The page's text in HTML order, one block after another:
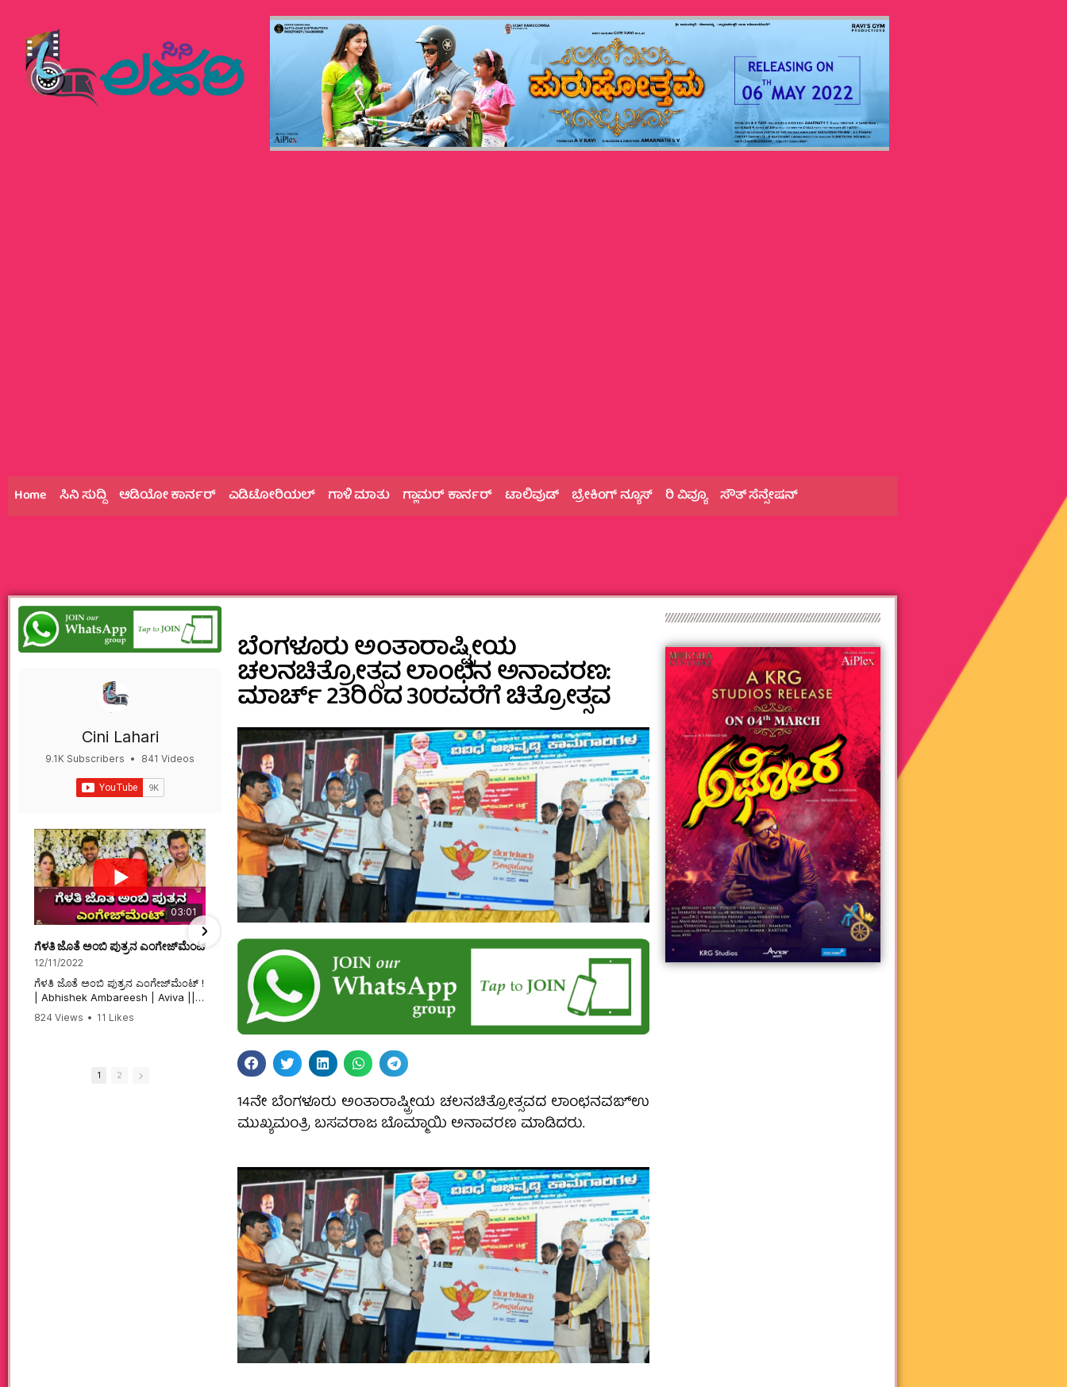
Home ಸಿನಿ ಸುದ್ದಿ ಆಡಿಯೋ ಕಾರ್ನರ್ ಎಡಿಟೋರಿಯಲ್ ಗಾಳಿ ಮಾತು ಗ್ಲಾಮರ್‌ ಕಾರ್ನರ್ ಟಾಲಿವುಡ್ ಬ್ರೇಕಿಂಗ್‌ ನ್ಯೂಸ್ ರಿ ವಿವ್ಯೂ ಸೌತ್‌ ಸೆನ್ಸೇಷನ್
Cini Lahari
9.1K Subscribers •
841 Videos
03:01
ಗೆಳತಿ ಜೊತೆ ಅಂಬಿ ಪುತ್ರನ ಎಂಗೇಜ್‌ಮೆಂಟ್ ! | Abhishek Ambareesh | Aviva ||
12/11/2022
ಗೆಳತಿ ಜೊತೆ ಅಂಬಿ ಪುತ್ರನ ಎಂಗೇಜ್‌ಮೆಂಟ್ !
| Abhishek Ambareesh | Aviva ||
824 Views • 11 Likes
06:23
ಮಗನಿಗಾಗಿಯೇ ಸಿನಿಮಾ ಮಾಡಿದ ಮಹಾತಾಯಿ! | Karnataka ||
12/6/2022
ಮಗನಿಗಾಗಿಯೇ ಸಿನಿಮಾ ಮಾಡಿದ
ಮಹಾತಾಯಿ! | Karnataka ||
#karnataka #kannadamovies
74 Views • 2 Likes
1 2
ಬೆಂಗಳೂರು ಅಂತಾರಾಷ್ಟ್ರೀಯ
ಚಲನಚಿತ್ರೋತ್ಸವ ಲಾಂಛನ ಅನಾವರಣ:
ಮಾರ್ಚ್ 23ರಿಂದ 30ರವರೆಗೆ ಚಿತ್ರೋತ್ಸವ
14ನೇ ಬೆಂಗಳೂರು ಅಂತಾರಾಷ್ಟ್ರೀಯ ಚಲನಚಿತ್ರೋತ್ಸವದ ಲಾಂಛನವಙ್ಉ
ಮುಖ್ಯಮಂತ್ರಿ ಬಸವರಾಜ ಬೊಮ್ಮಾಯಿ ಅನಾವರಣ ಮಾಡಿದರು.